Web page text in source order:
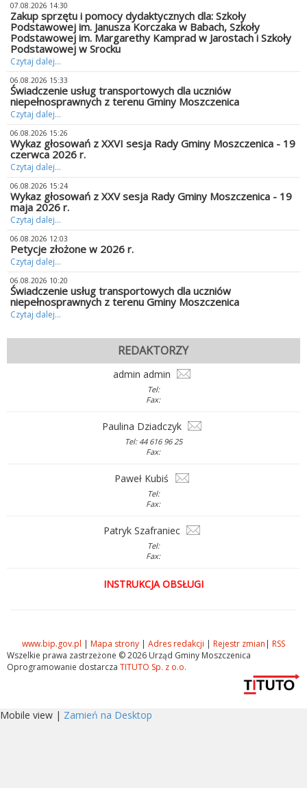
07.08.2026 14:30
Zakup sprzętu i pomocy dydaktycznych dla: Szkoły
Podstawowej im. Janusza Korczaka w Babach, Szkoły
Podstawowej im. Margarethy Kamprad w Jarostach i Szkoły
Podstawowej w Srocku
Czytaj dalej...
06.08.2026 15:33
Świadczenie usług transportowych dla uczniów
niepełnosprawnych z terenu Gminy Moszczenica
Czytaj dalej...
06.08.2026 15:26
Wykaz głosowań z XXVI sesja Rady Gminy Moszczenica - 19
czerwca 2026 r.
Czytaj dalej...
06.08.2026 15:24
Wykaz głosowań z XXV sesja Rady Gminy Moszczenica - 19
maja 2026 r.
Czytaj dalej...
06.08.2026 12:03
Petycje złożone w 2026 r.
Czytaj dalej...
06.08.2026 10:20
Świadczenie usług transportowych dla uczniów
niepełnosprawnych z terenu Gminy Moszczenica
Czytaj dalej...
REDAKTORZY
admin admin
Tel:
Fax:
Paulina Dziadczyk
Tel: 44 616 96 25
Fax:
Paweł Kubiś
Tel:
Fax:
Patryk Szafraniec
Tel:
Fax:
INSTRUKCJA OBSŁUGI
www.bip.gov.pl | Mapa strony | Adres redakcji | Rejestr zmian | RSS
Wszelkie prawa zastrzeżone © 2026 Urząd Gminy Moszczenica
Oprogramowanie dostarcza TITUTO Sp. z o.o.
Mobile view | Zamień na Desktop